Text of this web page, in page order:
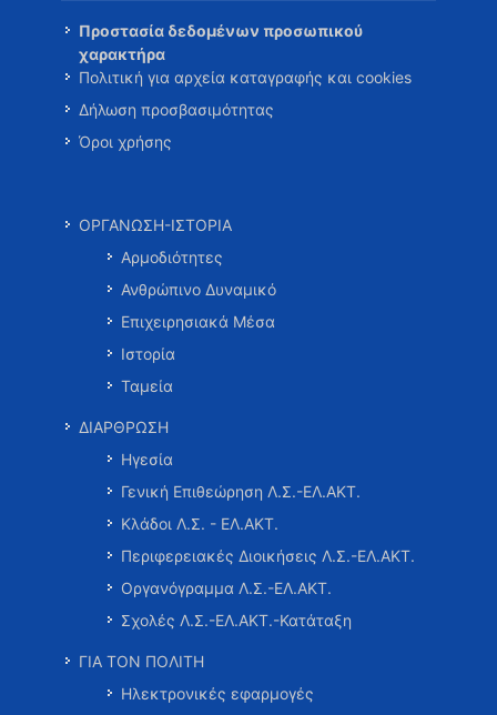
Προστασία δεδομένων προσωπικού
χαρακτήρα
Πολιτική για αρχεία καταγραφής και cookies
Δήλωση προσβασιμότητας
Όροι χρήσης
ΟΡΓΑΝΩΣΗ-ΙΣΤΟΡΙΑ
Αρμοδιότητες
Ανθρώπινο Δυναμικό
Επιχειρησιακά Μέσα
Ιστορία
Ταμεία
ΔΙΑΡΘΡΩΣΗ
Ηγεσία
Γενική Επιθεώρηση Λ.Σ.-ΕΛ.ΑΚΤ.
Κλάδοι Λ.Σ. - ΕΛ.ΑΚΤ.
Περιφερειακές Διοικήσεις Λ.Σ.-ΕΛ.ΑΚΤ.
Οργανόγραμμα Λ.Σ.-ΕΛ.ΑΚΤ.
Σχολές Λ.Σ.-ΕΛ.ΑΚΤ.-Κατάταξη
ΓΙΑ ΤΟΝ ΠΟΛΙΤΗ
Ηλεκτρονικές εφαρμογές